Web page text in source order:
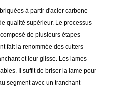
à partir d'acier carbone
qualité supérieur. Le processus
de plusieurs étapes
fait la renommée des cutters
et leur glisse. Les lames
Il suffit de briser la lame pour
segment avec un tranchant